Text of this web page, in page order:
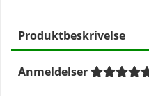
Produktbeskrivelse
Anmeldelser